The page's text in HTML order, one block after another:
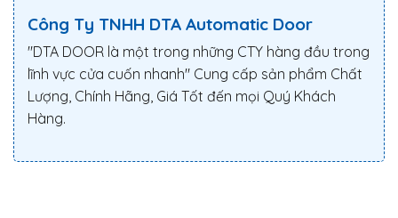
Công Ty TNHH DTA Automatic Door
"DTA DOOR là một trong những CTY hàng đầu trong
lĩnh vực cửa cuốn nhanh" Cung cấp sản phẩm Chất
Lượng, Chính Hãng, Giá Tốt đến mọi Quý Khách
Hàng.